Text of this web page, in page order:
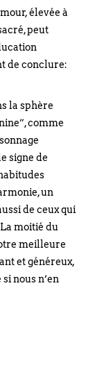
élevée à
peut
de conclure:
la sphère
comme
signe de
un
de ceux qui
a moitié du
meilleure
et généreux,
nous n’en